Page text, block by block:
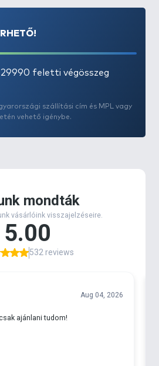
29990 feletti végösszeg
szállítási cím és MPL vagy
vehető igénybe.